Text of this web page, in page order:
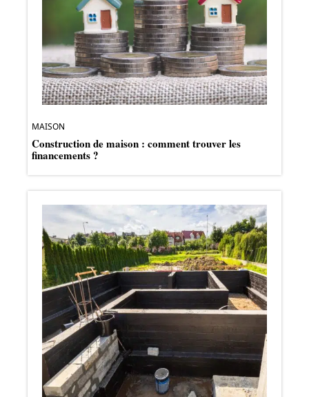
MAISON
Construction de maison : comment trouver les
financements ?